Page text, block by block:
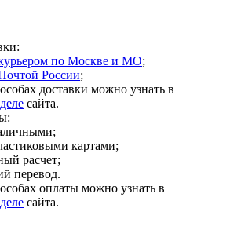
курьером по Москве и МО;
России;
доставки можно узнать в
сайта.
картами;
расчет;
перевод.
оплаты можно узнать в
сайта.